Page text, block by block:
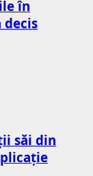
în
decis
săi din